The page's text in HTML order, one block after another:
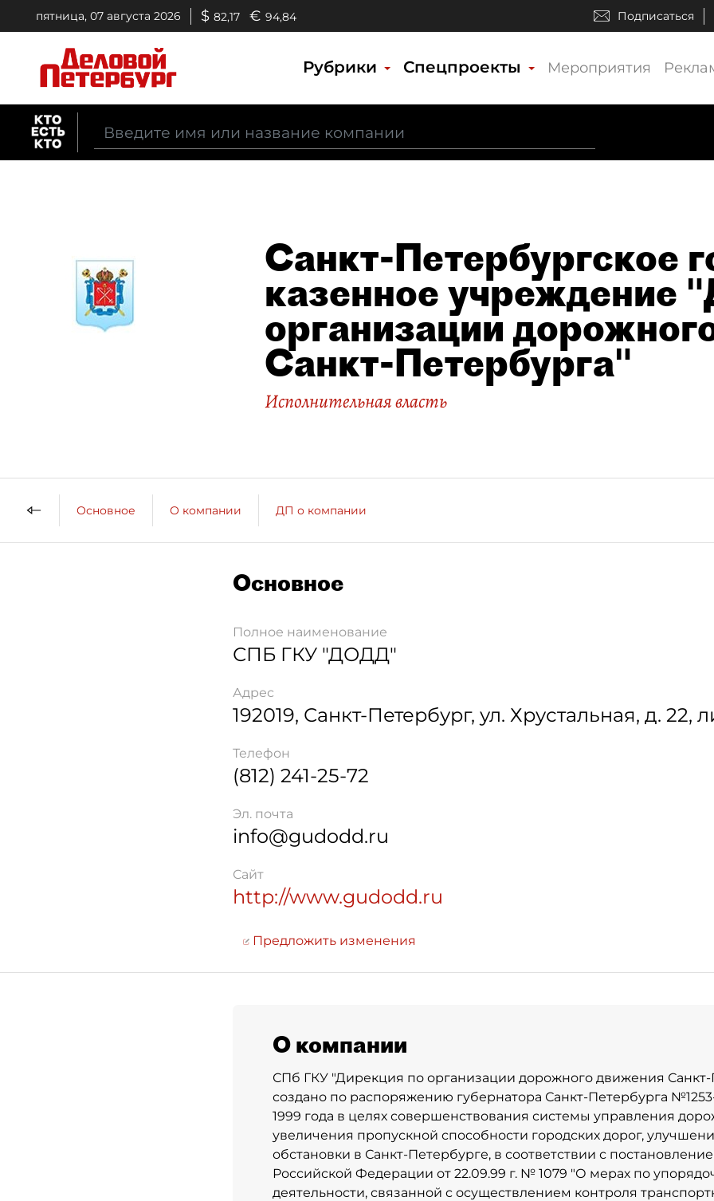
пятница, 07 августа 2026 $ 82,17 € 94,84 Подписаться
Рубрики Спецпроекты Мероприятия
Санкт-Петербургское
казенное учреждение
организации
Санкт-Петербурга"
Исполнительная власть
Основное О компании ДП о компании
Основное
Полное наименование
СПБ ГКУ "ДОДД"
Адрес
192019, Санкт-Петербург, ул. Хрустальная, д. 22,
Телефон
(812) 241-25-72
Эл. почта
info@gudodd.ru
Сайт
http://www.gudodd.ru
Предложить изменения
О компании
СПб ГКУ "Дирекция по организации дорожного движения Санкт-
создано по распоряжению губернатора Санкт-Петербурга
1999 года в целях совершенствования системы управления
увеличения пропускной способности городских дорог,
обстановки в Санкт-Петербурге, в соответствии с
Российской Федерации от 22.09.99 г. № 1079 "О мерах по
деятельности, связанной с осуществлением контроля